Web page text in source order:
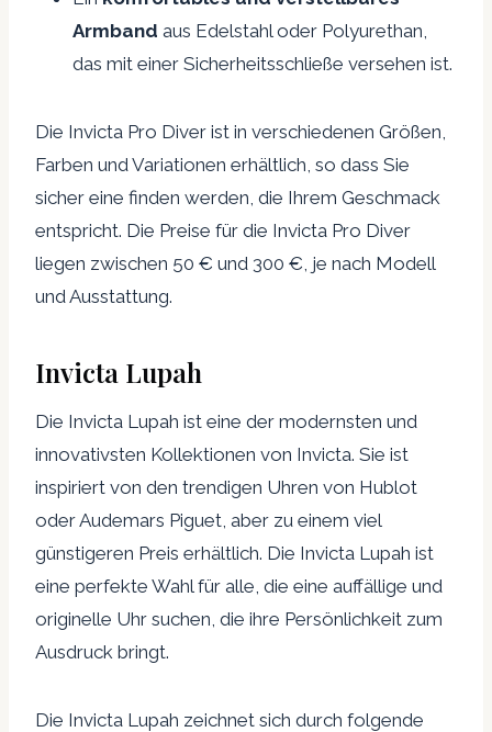
Armband aus Edelstahl oder Polyurethan,
das mit einer Sicherheitsschließe versehen ist.
Die Invicta Pro Diver ist in verschiedenen Größen,
Farben und Variationen erhältlich, so dass Sie
sicher eine finden werden, die Ihrem Geschmack
entspricht. Die Preise für die Invicta Pro Diver
liegen zwischen 50 € und 300 €, je nach Modell
und Ausstattung.
Invicta Lupah
Die Invicta Lupah ist eine der modernsten und
innovativsten Kollektionen von Invicta. Sie ist
inspiriert von den trendigen Uhren von Hublot
oder Audemars Piguet, aber zu einem viel
günstigeren Preis erhältlich. Die Invicta Lupah ist
eine perfekte Wahl für alle, die eine auffällige und
originelle Uhr suchen, die ihre Persönlichkeit zum
Ausdruck bringt.
Die Invicta Lupah zeichnet sich durch folgende